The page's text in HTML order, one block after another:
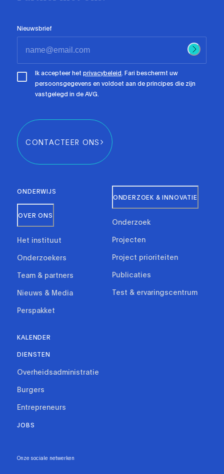
Nieuwsbrief
Ik accepteer hetprivacybeleid. Fari beschermt uw
persoonsgegevens en voldoet aan de principes die zijn
vastgelegd in de AVG.
CONTACTEER ONS
ONDERWIJS
OVER ONS
Het instituut
Onderzoekers
Team & partners
Nieuws & Media
Perspakket
ONDERZOEK & INNOVATIE
Onderzoek
Projecten
Project prioriteiten
Publicaties
Test & ervaringscentrum
KALENDER
DIENSTEN
Overheidsadministratie
Burgers
Entrepreneurs
JOBS
Onze sociale netwerken